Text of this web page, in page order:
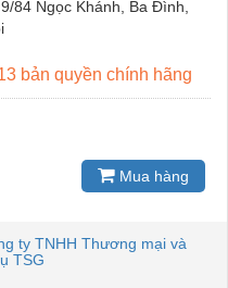
84 Ngọc Khánh, Ba Đình,
bản quyền chính hãng
Mua hàng
ty TNHH Thương mại và
TSG